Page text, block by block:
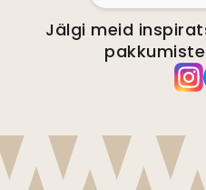
Jälgi meid